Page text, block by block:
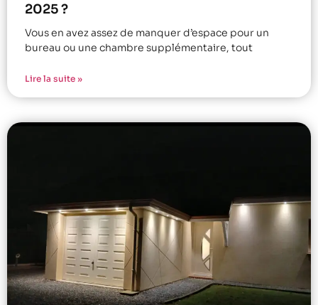
2025 ?
Vous en avez assez de manquer d’espace pour un
bureau ou une chambre supplémentaire, tout
Lire la suite »